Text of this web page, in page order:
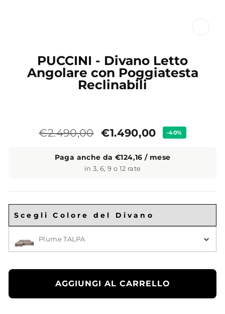
PUCCINI - Divano Letto
Angolare con Poggiatesta
Reclinabili
Prezzo
€2.490,00 Prezzo
€1.490,00 -40%
Paga anche da €124,16 / mese
in 3, 6, 9 o 12 rate
Scegli Colore del Divano
Plume TALPA
AGGIUNGI AL CARRELLO